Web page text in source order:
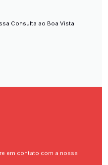
Consulta ao Boa Vista
em contato com a nossa